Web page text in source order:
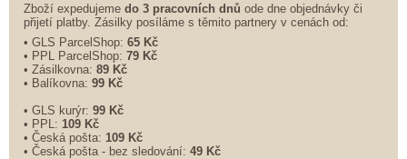
Zboží expedujeme do 3 pracovních dnů ode dne objednávky či
přijetí platby. Zásilky posíláme s těmito partnery v cenách od:
• GLS ParcelShop: 65 Kč
• PPL ParcelShop: 79 Kč
• Zásilkovna: 89 Kč
• Balíkovna: 99 Kč
• GLS kurýr: 99 Kč
• PPL: 109 Kč
• Česká pošta: 109 Kč
• Česká pošta - bez sledování: 49 Kč